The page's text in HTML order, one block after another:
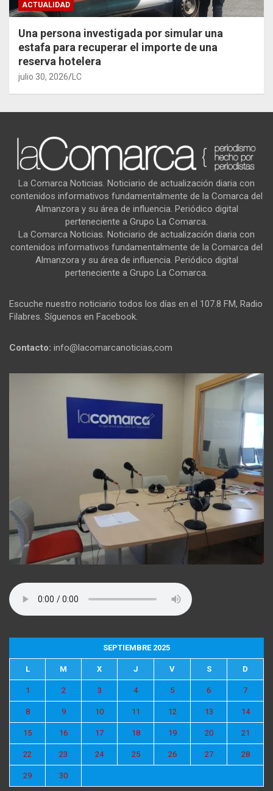
ACTUALIDAD
Una persona investigada por simular una
estafa para recuperar el importe de una
reserva hotelera
julio 30, 2026 LC
La Comarca Noticias. Noticiario de actualización diaria con
contenidos informativos fundamentalmente de la Comarca del
Almanzora y su área de influencia. Periódico digital
perteneciente a Grupo La Comarca.
La Comarca Noticias. Noticiario de actualización diaria con
contenidos informativos fundamentalmente de la Comarca del
Almanzora y su área de influencia. Periódico digital
perteneciente a Grupo La Comarca.
Escuche nuestro noticiario todos los días en el 107.8 FM, Radio
Filabres. Síguenos en Facebook.
Contacto: info@lacomarcanoticias,com
SEPTIEMBRE 2025
L M X J V S D
1 2 3 4 5 6 7
8 9 10 11 12 13 14
15 16 17 18 19 20 21
22 23 24 25 26 27 28
29 30